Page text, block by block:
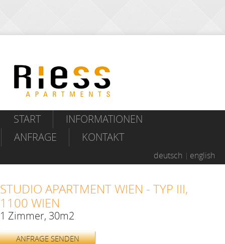
START
INFORMATIONEN
ANFRAGE
KONTAKT
deutsch english
STUDIO APARTMENT WIEN - TYP III,
1100 WIEN
1 Zimmer, 30m2
ANFRAGE SENDEN